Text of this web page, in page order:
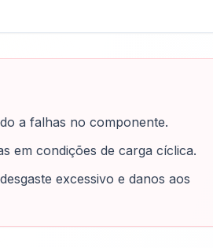
a falhas no componente.
em condições de carga cíclica.
excessivo e danos aos